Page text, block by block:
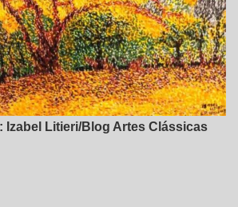
Izabel Litieri/Blog Artes Clássicas